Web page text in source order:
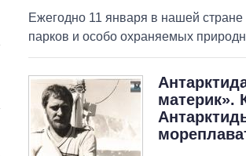
Ежегодно 11 января в нашей
парков и особо охраняемых
материк».